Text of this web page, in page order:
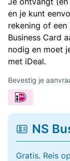
en je kunt
rekening of een
Business Card
nodig en moet
met iDeal.
Bevestig je
NS
Gratis. Reis